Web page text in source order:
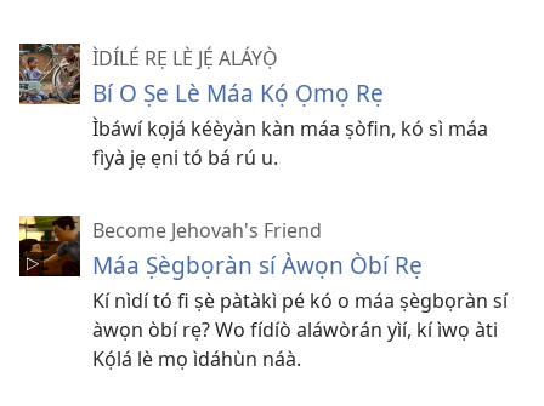
ÌDÍLÉ RẸ LÈ JẸ́ ALÁYỌ̀
Bí O Ṣe Lè Máa Kọ́ Ọmọ Rẹ
Ìbáwí kọjá kéèyàn kàn máa ṣòfin, kó sì máa
fìyà jẹ ẹni tó bá rú u.
Become Jehovah's Friend
Máa Ṣègbọràn sí Àwọn Òbí Rẹ
Kí nìdí tó fi ṣè pàtàkì pé kó o máa ṣègbọràn sí
àwọn òbí rẹ? Wo fídíò aláwòrán yìí, kí ìwọ àti
Kọ́lá lè mọ ìdáhùn náà.